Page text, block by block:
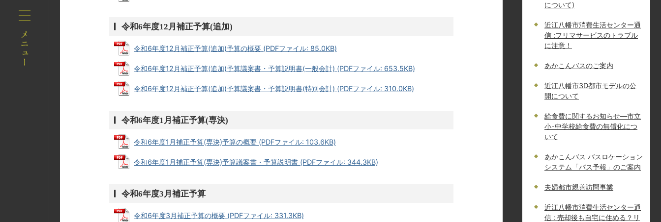
令和6年度12月補正予算(追加)
令和6年度12月補正予算(追加)予算の概要 (PDFファイル: 85.0KB)
令和6年度12月補正予算(追加)予算議案書・予算説明書(一般会計) (PDFファイル: 653.5KB)
令和6年度12月補正予算(追加)予算議案書・予算説明書(特別会計) (PDFファイル: 310.0KB)
令和6年度1月補正予算(専決)
令和6年度1月補正予算(専決)予算の概要 (PDFファイル: 103.6KB)
令和6年度1月補正予算(専決)予算議案書・予算説明書 (PDFファイル: 344.3KB)
令和6年度3月補正予算
令和6年度3月補正予算の概要 (PDFファイル: 331.3KB)
について)
近江八幡市消費生活センター通
信 :フリマサービスのトラブル
に注意！
あかこんバスのご案内
近江八幡市3D都市モデルの公
開について
給食費に関するお知らせ—市立
小･中学校給食費の無償化につ
いて
あかこんバス バスロケーション
システム「バス予報」のご案内
夫婦都市親善訪問事業
近江八幡市消費生活センター通
信 : 売却後も自宅に住める？リ